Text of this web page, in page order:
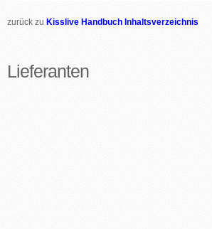
zurück zu Kisslive Handbuch Inhaltsverzeichnis
Lieferanten